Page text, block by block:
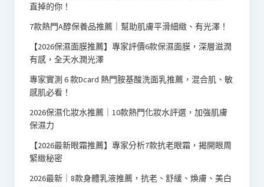
直掉的你！
7款熱門A醇保養品推薦｜幫助肌膚平滑細緻、有光澤！
【2026保濕面膜推薦】專家評價6款保濕面膜，深層滋潤
有感，全天水潤光澤
專家實測 6 款Dcard 熱門胺基酸洗面乳推薦，混合肌、敏
感肌必看！
2026保濕化妝水推薦｜10款熱門化妝水評選，加強肌膚
保濕力
【2026最新眼霜推薦】專家分析7款抗老眼霜，揭開眼周
緊緻秘密
2026最新｜8款身體乳液推薦，抗老、舒緩、煥膚、美白